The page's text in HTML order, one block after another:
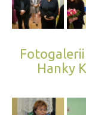
Fotogalerii
Hanky